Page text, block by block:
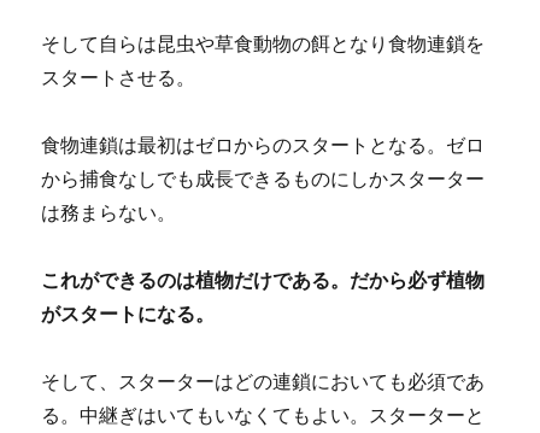
そして自らは昆虫や草食動物の餌となり食物連鎖を
スタートさせる。
食物連鎖は最初はゼロからのスタートとなる。ゼロ
から捕食なしでも成長できるものにしかスターター
は務まらない。
これができるのは植物だけである。だから必ず植物
がスタートになる。
そして、スターターはどの連鎖においても必須であ
る。中継ぎはいてもいなくてもよい。スターターと